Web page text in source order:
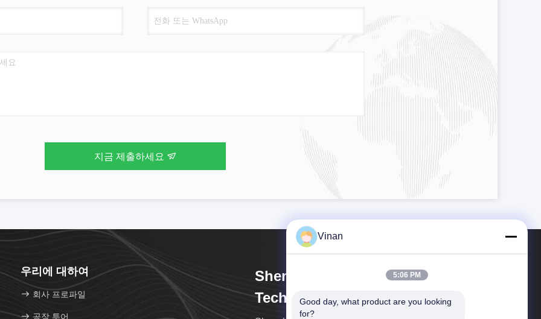
지금 제출하세요
우리에 대하여
회사 프로파일
공장 투어
Shenzhen Anpo Intelligence
Technology Co., Ltd.
Vinan
5:06 PM
Good day, what product are you looking
for?